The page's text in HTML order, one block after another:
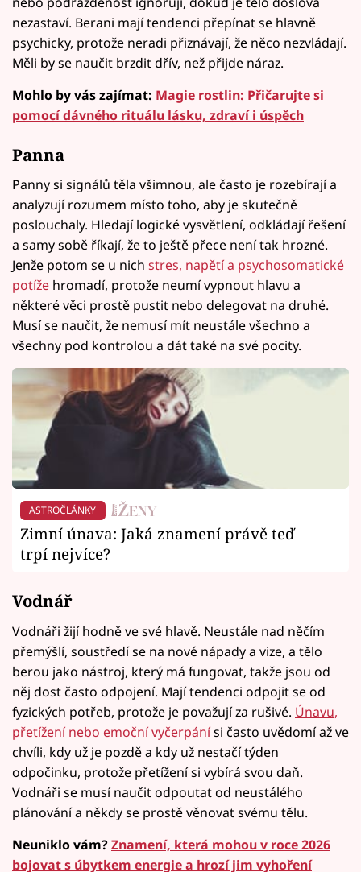
nezastaví. Berani mají tendenci přepínat se hlavně
psychicky, protože neradi přiznávají, že něco nezvládají.
Měli by se naučit brzdit dřív, než přijde náraz.
Mohlo by vás zajímat: Magie rostlin: Přičarujte si
pomocí dávného rituálu lásku, zdraví i úspěch
Panna
Panny si signálů těla všimnou, ale často je rozebírají a
analyzují rozumem místo toho, aby je skutečně
poslouchaly. Hledají logické vysvětlení, odkládají řešení
a samy sobě říkají, že to ještě přece není tak hrozné.
Jenže potom se u nich stres, napětí a psychosomatické
potíže hromadí, protože neumí vypnout hlavu a
některé věci prostě pustit nebo delegovat na druhé.
Musí se naučit, že nemusí mít neustále všechno a
všechny pod kontrolou a dát také na své pocity.
ASTROČLÁNKY
Zimní únava: Jaká znamení právě teď
trpí nejvíce?
Vodnář
Vodnáři žijí hodně ve své hlavě. Neustále nad něčím
přemýšlí, soustředí se na nové nápady a vize, a tělo
berou jako nástroj, který má fungovat, takže jsou od
něj dost často odpojení. Mají tendenci odpojit se od
fyzických potřeb, protože je považují za rušivé. Únavu,
přetížení nebo emoční vyčerpánísi často uvědomí až ve
chvíli, kdy už je pozdě a kdy už nestačí týden
odpočinku, protože přetížení si vybírá svou daň.
Vodnáři se musí naučit odpoutat od neustálého
plánování a někdy se prostě věnovat svému tělu.
Neuniklo vám?Znamení, která mohou v roce 2026
bojovat s úbytkem energie a hrozí jim vyhoření